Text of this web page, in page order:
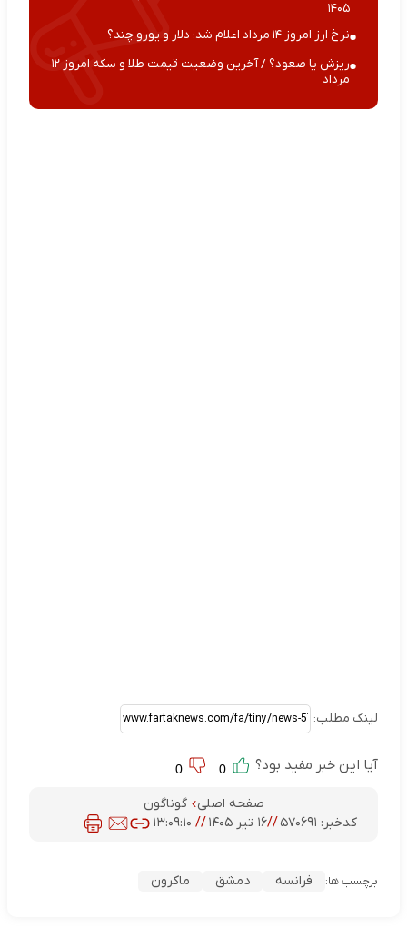
۱۴۰۵
نرخ ارز امروز ۱۴ مرداد اعلام شد؛ دلار و یورو چند؟
ریزش یا صعود؟ / آخرین وضعیت قیمت طلا و سکه امروز ۱۲
مرداد
لینک مطلب:
آیا این خبر مفید بود؟
صفحه اصلی
گوناگون
کدخبر: ۵۷۰۶۹۱ //۱۶ تیر ۱۴۰۵ // ۱۳:۰۹:۱۰
برچسب ها: فرانسه دمشق ماکرون